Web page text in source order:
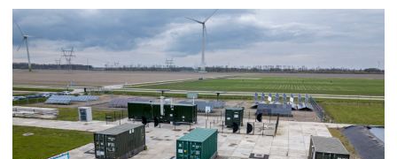
(Neem
contact
met
ons
op)
5
resultaten,
getoond
1
t/m
5